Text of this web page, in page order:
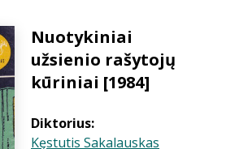
Nuotykiniai
užsienio rašytojų
kūriniai [1984]
Diktorius:
Kęstutis Sakalauskas